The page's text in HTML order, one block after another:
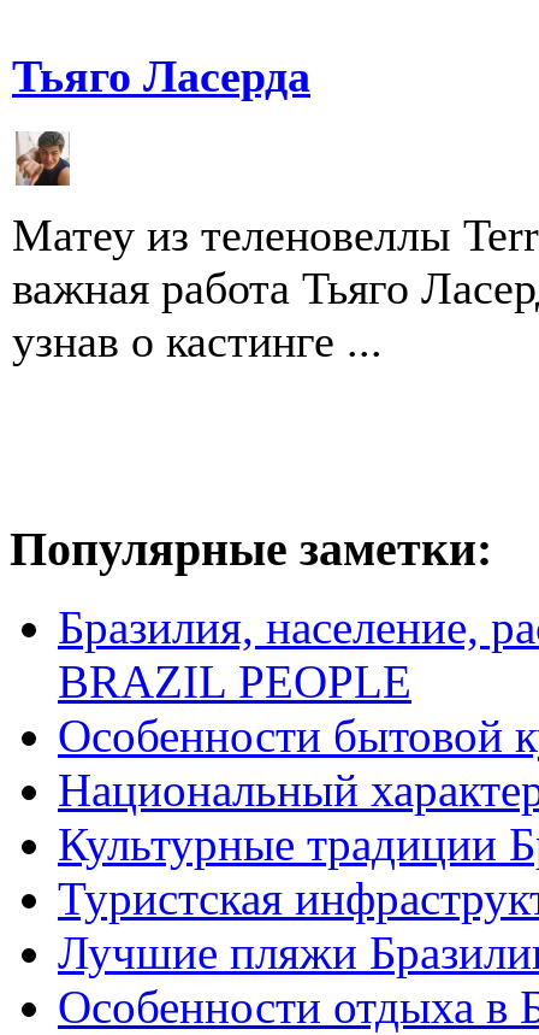
Тьяго Ласерда
Матеу из теленовеллы
важная работа Тьяго
узнав о кастинге ...
Популярные заметки:
Бразилия, население,
BRAZIL PEOPLE
Особенности бытовой
Национальный
Культурные традиции
Туристская
Лучшие пляжи
Особенности отдыха в